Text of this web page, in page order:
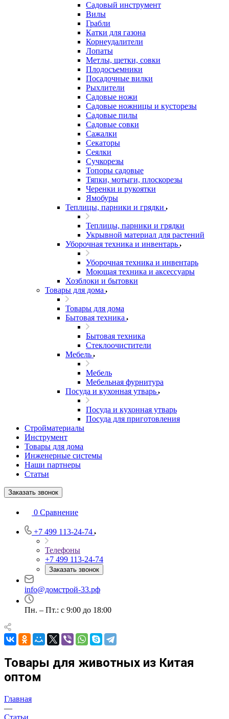
Садовый инструмент
Вилы
Грабли
Катки для газона
Корнеудалители
Лопаты
Метлы, щетки, совки
Плодосъемники
Посадочные вилки
Рыхлители
Садовые ножи
Садовые ножницы и кусторезы
Садовые пилы
Садовые совки
Сажалки
Секаторы
Сеялки
Сучкорезы
Топоры садовые
Тяпки, мотыги, плоскорезы
Черенки и рукоятки
Ямобуры
Теплицы, парники и грядки
Теплицы, парники и грядки
Укрывной материал для растений
Уборочная техника и инвентарь
Уборочная техника и инвентарь
Моющая техника и аксессуары
Хозблоки и бытовки
Товары для дома
Товары для дома
Бытовая техника
Бытовая техника
Стеклоочистители
Мебель
Мебель
Мебельная фурнитура
Посуда и кухонная утварь
Посуда и кухонная утварь
Посуда для приготовления
Стройматериалы
Инструмент
Товары для дома
Инженерные системы
Наши партнеры
Статьи
Заказать звонок
0 Сравнение
+7 499 113-24-74
Телефоны
+7 499 113-24-74
Заказать звонок
info@домстрой-33.рф
Пн. – Пт.: с 9:00 до 18:00
Товары для животных из Китая
оптом
Главная
—
Статьи